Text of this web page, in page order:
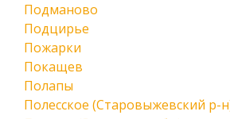
Подманово
Подцирье
Пожарки
Покащев
Полапы
Полесское (Старовыжевский р-